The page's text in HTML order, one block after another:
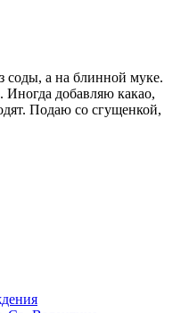
соды, а на блинной муке.
добавляю какао,
Подаю со сгущенкой,